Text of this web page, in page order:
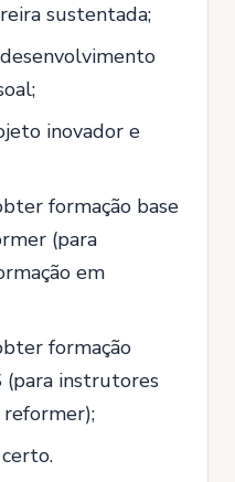
sustentada;
inovador e
formação base
(para
em
formação
(para instrutores